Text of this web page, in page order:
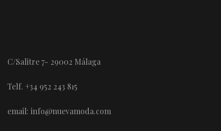
C/Salitre 7- 29002 Málaga
Telf. +34 952 243 815
email: info@nuevamoda.com